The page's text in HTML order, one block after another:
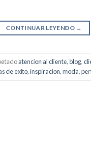
CONTINUAR LEYENDO →
atencion al cliente,blog,
de exito,inspiracion,moda,